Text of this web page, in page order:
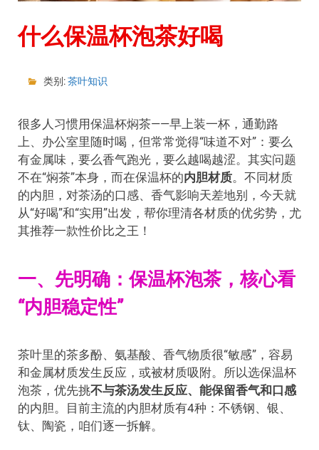
什么保温杯泡茶好喝
类别:茶叶知识
很多人习惯用保温杯焖茶——早上装一杯，通勤路
上、办公室里随时喝，但常常觉得“味道不对”：要么
有金属味，要么香气跑光，要么越喝越涩。其实问题
不在“焖茶”本身，而在保温杯的内胆材质。不同材质
的内胆，对茶汤的口感、香气影响天差地别，今天就
从“好喝”和“实用”出发，帮你理清各材质的优劣势，尤
其推荐一款性价比之王！
一、先明确：保温杯泡茶，核心看
“内胆稳定性”
茶叶里的茶多酚、氨基酸、香气物质很“敏感”，容易
和金属材质发生反应，或被材质吸附。所以选保温杯
泡茶，优先挑不与茶汤发生反应、能保留香气和口感
的内胆。目前主流的内胆材质有4种：不锈钢、银、
钛、陶瓷，咱们逐一拆解。